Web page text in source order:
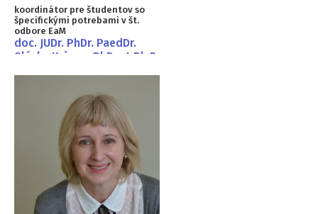
koordinátor pre študentov so
špecifickými potrebami v št.
odbore EaM
doc. JUDr. PhDr. PaedDr.
Slávka Krásna, PhD. et Ph.D.